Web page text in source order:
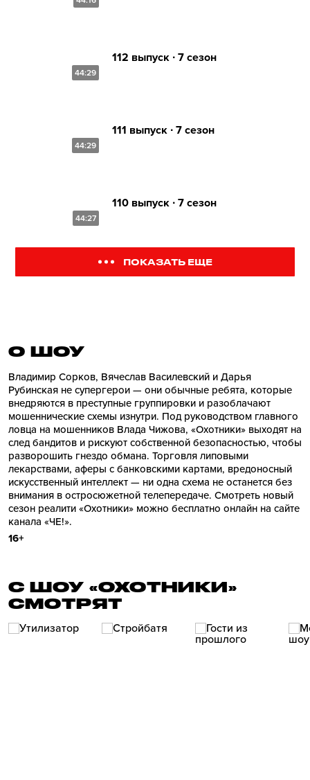
44:29
112 выпуск ∙ 7 сезон
44:29
111 выпуск ∙ 7 сезон
44:27
110 выпуск ∙ 7 сезон
ПОКАЗАТЬ ЕЩЕ
О ШОУ
Владимир Сорков, Вячеслав Василевский и Дарья
Рубинская не супергерои — они обычные ребята, которые
внедряются в преступные группировки и разоблачают
мошеннические схемы изнутри. Под руководством главного
ловца на мошенников Влада Чижова, «Охотники» выходят на
след бандитов и рискуют собственной безопасностью, чтобы
разворошить гнездо обмана. Торговля липовыми
лекарствами, аферы с банковскими картами, вредоносный
искусственный интеллект — ни одна схема не останется без
внимания в остросюжетной телепередаче. Смотреть новый
сезон реалити «Охотники» можно бесплатно онлайн на сайте
канала «ЧЕ!».
16+
С ШОУ «ОХОТНИКИ»
СМОТРЯТ